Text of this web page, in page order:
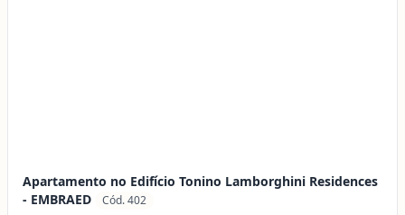
Apartamento no Edifício Tonino Lamborghini Residences
- EMBRAED
Cód. 402